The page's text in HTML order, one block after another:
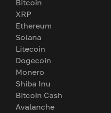
Bitcoin
XRP
Ethereum
Solana
Litecoin
Dogecoin
Monero
Shiba Inu
Bitcoin Cash
Avalanche